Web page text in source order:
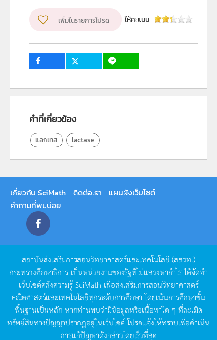
เพิ่มในรายการโปรด ให้คะแนน
คำที่เกี่ยวข้อง
แลกเทส lactase
เกี่ยวกับ SciMath ติดต่อเรา
แผนผังเว็บไซต์
คำถามที่พบบ่อย
สถาบันส่งเสริมการสอนวิทยาศาสตร์และเทคโนโลยี (สสวท.)
กระทรวงศึกษาธิการ เป็นหน่วยงานของรัฐที่ไม่แสวงหากำไรได้จัดทำ
เว็บไซต์คลังความรู้SciMath เพื่อส่งเสริมการสอนวิทยาศาสตร์
คณิตศาสตร์และเทคโนโลยีทุกระดับการศึกษา โดยเน้นการศึกษาขั้น
พื้นฐานเป็นหลัก หากท่านพบว่ามีข้อมูลหรือเนื้อหาใด ๆ ที่ละเมิด
ทรัพย์สินทางปัญญาปรากฏอยู่ในเว็บไซต์โปรดแจ้งให้ทราบเพื่อดำเนิน
การแก้ปัญหาดังกล่าวโดยเร็วที่สุด